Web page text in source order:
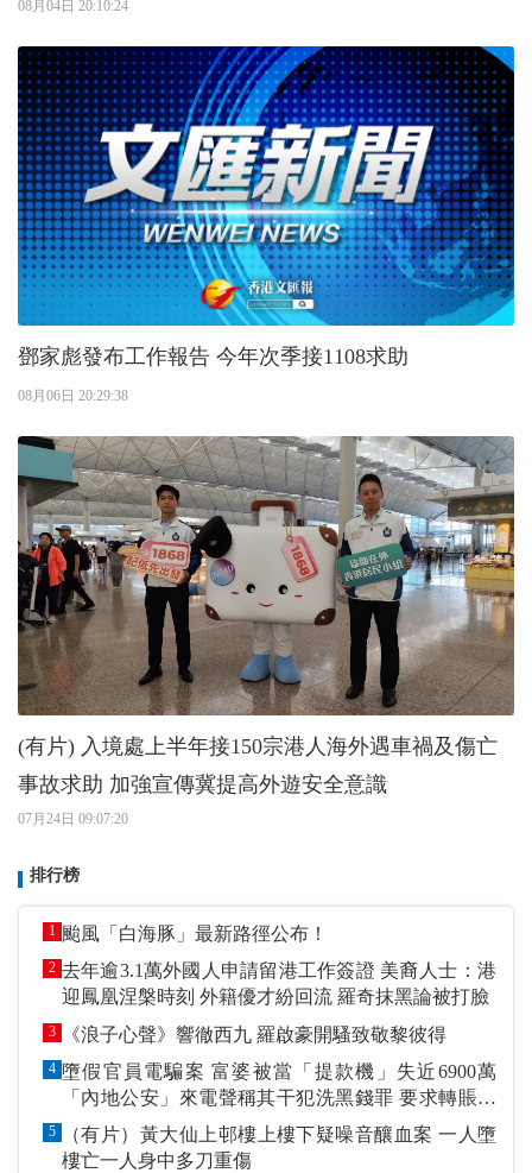
08月04日 20:10:24
鄧家彪發布工作報告 今年次季接1108求助
08月06日 20:29:38
(有片) 入境處上半年接150宗港人海外遇車禍及傷亡
事故求助 加強宣傳冀提高外遊安全意識
07月24日 09:07:20
排行榜
1 颱風「白海豚」最新路徑公布！
2 去年逾3.1萬外國人申請留港工作簽證 美裔人士：港
迎鳳凰涅槃時刻 外籍優才紛回流 羅奇抹黑論被打臉
3 《浪子心聲》響徹西九 羅啟豪開騷致敬黎彼得
4 墮假官員電騙案 富婆被當「提款機」失近6900萬
「內地公安」來電聲稱其干犯洗黑錢罪 要求轉賬到
指定戶口作「保證金」
5
（有片）黃大仙上邨樓上樓下疑噪音釀血案 一人墮
樓亡一人身中多刀重傷